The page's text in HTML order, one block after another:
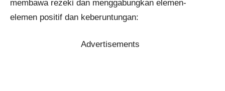
membawa rezeki dan menggabungkan elemen-
elemen positif dan keberuntungan:
Advertisements